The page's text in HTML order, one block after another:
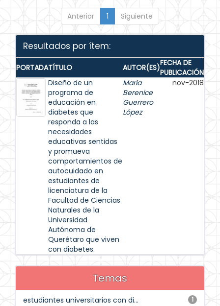
Anterior 1 Siguiente
Resultados por ítem:
PORTADATÍTULO AUTOR(ES)FECHA DE
PUBLICACIÓN
Diseño de un
programa de
educación en
diabetes que
responda a las
necesidades
educativas sentidas
y promueva
comportamientos de
autocuidado en
estudiantes de
licenciatura de la
Facultad de Ciencias
Naturales de la
Universidad
Autónoma de
Querétaro que viven
con diabetes.
María
Berenice
Guerrero
López
nov-2018
Temas
1
estudiantes universitarios con di...